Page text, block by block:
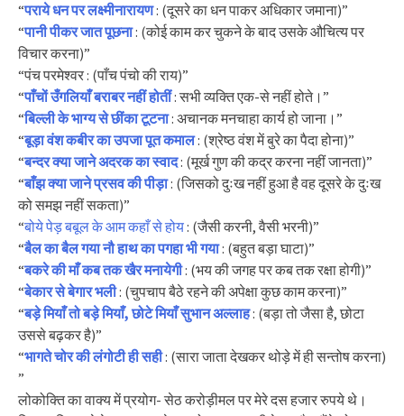
“पराये धन पर लक्ष्मीनारायण: (दूसरे का धन पाकर अधिकार जमाना)”
“पानी पीकर जात पूछना: (कोई काम कर चुकने के बाद उसके औचित्य पर
विचार करना)”
“पंच परमेश्वर : (पाँच पंचो की राय)”
“पाँचों उँगलियाँ बराबर नहीं होतीं: सभी व्यक्ति एक-से नहीं होते।”
“बिल्ली के भाग्य से छींका टूटना: अचानक मनचाहा कार्य हो जाना।”
“बूड़ा वंश कबीर का उपजा पूत कमाल: (श्रेष्ठ वंश में बुरे का पैदा होना)”
“बन्दर क्या जाने अदरक का स्वाद: (मूर्ख गुण की कद्र करना नहीं जानता)”
“बाँझ क्या जाने प्रसव की पीड़ा: (जिसको दुःख नहीं हुआ है वह दूसरे के दुःख
को समझ नहीं सकता)”
“बोये पेड़ बबूल के आम कहाँ से होय: (जैसी करनी, वैसी भरनी)”
“बैल का बैल गया नौ हाथ का पगहा भी गया: (बहुत बड़ा घाटा)”
“बकरे की माँ कब तक खैर मनायेगी: (भय की जगह पर कब तक रक्षा होगी)”
“बेकार से बेगार भली: (चुपचाप बैठे रहने की अपेक्षा कुछ काम करना)”
“बड़े मियाँ तो बड़े मियाँ, छोटे मियाँ सुभान अल्लाह: (बड़ा तो जैसा है, छोटा
उससे बढ़कर है)”
“भागते चोर की लंगोटी ही सही: (सारा जाता देखकर थोड़े में ही सन्तोष करना)
”
लोकोक्ति का वाक्य में प्रयोग- सेठ करोड़ीमल पर मेरे दस हजार रुपये थे।